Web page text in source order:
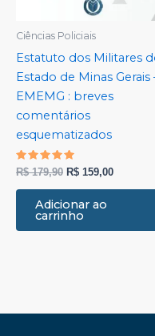
Ciências Policiais
Estatuto dos Militares
Estado de Minas Gerais
EMEMG : breves
comentários
esquematizados
Avaliação
5.00
de 5
R$179,90 R$ 159,00
Adicionar ao
carrinho